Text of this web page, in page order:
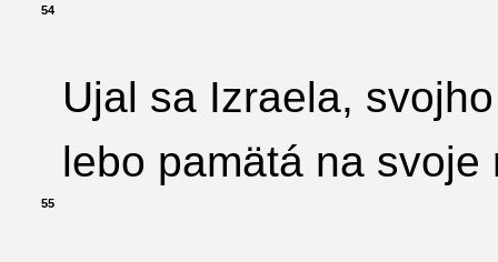
54
Ujal sa Izraela,
lebo pamätá na svoje
55